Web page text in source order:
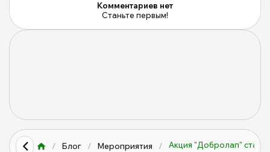
Комментариев нет
Станьте первым!
/ Блог / Мероприятия / Акция "Добролап"